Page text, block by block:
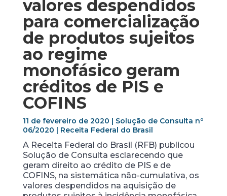
valores despendidos
para comercialização
de produtos sujeitos
ao regime
monofásico geram
créditos de PIS e
COFINS
11 de fevereiro de 2020 | Solução de Consulta nº
06/2020 | Receita Federal do Brasil
A Receita Federal do Brasil (RFB) publicou
Solução de Consulta esclarecendo que
geram direito ao crédito de PIS e de
COFINS, na sistemática não-cumulativa, os
valores despendidos na aquisição de